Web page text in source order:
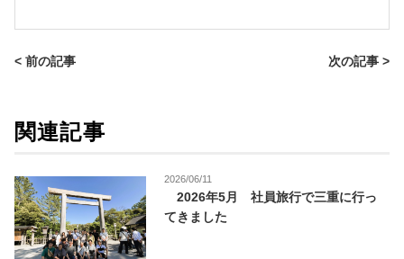
< 前の記事 次の記事 >
関連記事
2026/06/11
2026年5月 社員旅行で三重に行っ
てきました